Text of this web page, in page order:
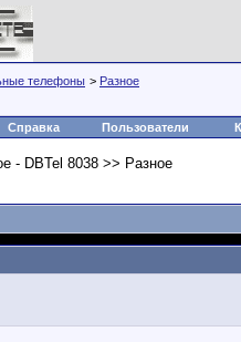
телефоны > Разное
Справка Пользователи
- DBTel 8038 >> Разное